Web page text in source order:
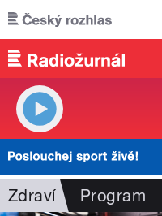
Přejít k hlavnímu obsahu
Zdraví Program